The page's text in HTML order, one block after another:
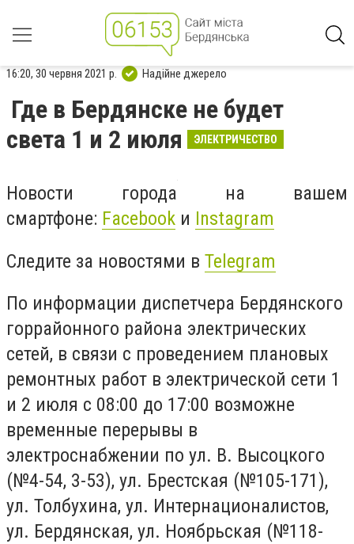
16:20, 30 червня 2021 р. Надійне джерело
Где в Бердянске не будет
света 1 и 2 июля
ЭЛЕКТРИЧЕСТВО
Новости города на вашем
смартфоне: Facebook и Instagram
Следите за новостями в Telegram
По информации диспетчера Бердянского
горрайонного района электрических
сетей, в связи с проведением плановых
ремонтных работ в электрической сети 1
и 2 июля с 08:00 до 17:00 возможне
временные перерывы в
электроснабжении по ул. В. Высоцкого
(№4-54, 3-53), ул. Брестская (№105-171),
ул. Толбухина, ул. Интернационалистов,
ул. Бердянская, ул. Ноябрьская (№118-